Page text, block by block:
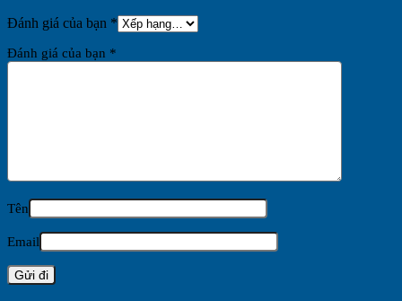
Đánh giá của bạn *
Đánh giá của bạn *
Tên
Email